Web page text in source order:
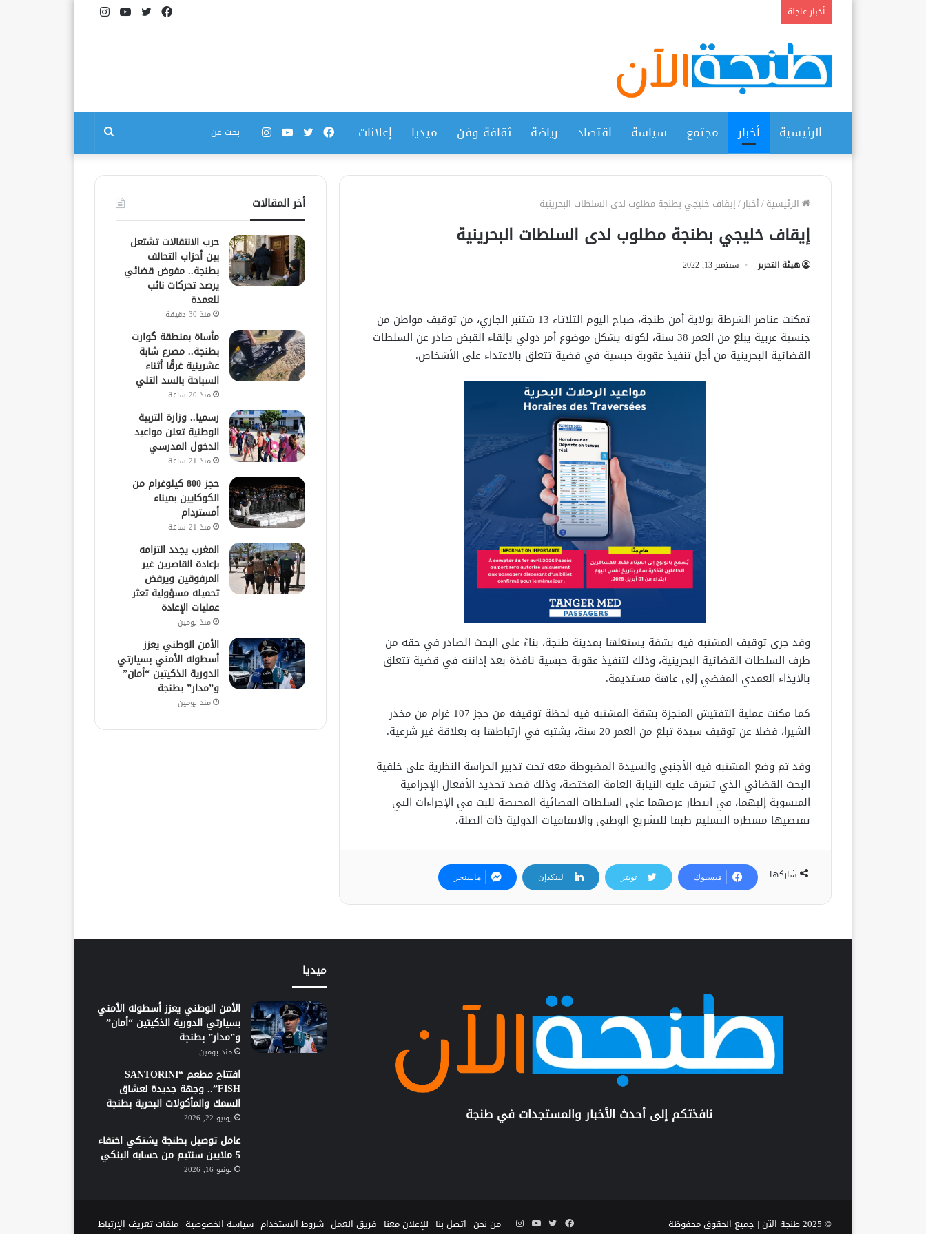
أخبار عاجلة انستقراميوتيوبتويتر
فيسبوك
الرئيسية أخبار مجتمع سياسة اقتصاد رياضة ثقافة وفن ميديا إعلانات بحث
عن
انستقراميوتيوبتويتر
فيسبوك
الرئيسية/أخبار/إيقاف خليجي بطنجة مطلوب لدى السلطات البحرينية
إيقاف خليجي بطنجة مطلوب لدى السلطات البحرينية
هيئة التحرير سبتمبر 13, 2022
تمكنت عناصر الشرطة بولاية أمن طنجة، صباح اليوم الثلاثاء 13 شتنبر الجاري، من توقيف مواطن من
جنسية عربية يبلغ من العمر 38 سنة، لكونه يشكل موضوع أمر دولي بإلقاء القبض صادر عن السلطات
القضائية البحرينية من أجل تنفيذ عقوبة حبسية في قضية تتعلق بالاعتداء على الأشخاص.
وقد جرى توقيف المشتبه فيه بشقة يستغلها بمدينة طنجة، بناءً على البحث الصادر في حقه من
طرف السلطات القضائية البحرينية، وذلك لتنفيذ عقوبة حبسية نافذة بعد إدانته في قضية تتعلق
بالايذاء العمدي المفضي إلى عاهة مستديمة.
كما مكنت عملية التفتيش المنجزة بشقة المشتبه فيه لحظة توقيفه من حجز 107 غرام من مخدر
الشيرا، فضلا عن توقيف سيدة تبلغ من العمر 20 سنة، يشتبه في ارتباطها به بعلاقة غير شرعية.
وقد تم وضع المشتبه فيه الأجنبي والسيدة المضبوطة معه تحت تدبير الحراسة النظرية على خلفية
البحث القضائي الذي تشرف عليه النيابة العامة المختصة، وذلك قصد تحديد الأفعال الإجرامية
المنسوبة إليهما، في انتظار عرضهما على السلطات القضائية المختصة للبث في الإجراءات التي
تقتضيها مسطرة التسليم طبقا للتشريع الوطني والاتفاقيات الدولية ذات الصلة.
شاركها فيسبوك تويتر لينكدإن ماسنجر
أخر المقالات
حرب الانتقالات تشتعل
بين أحزاب التحالف
بطنجة.. مفوض قضائي
يرصد تحركات نائب
للعمدة
منذ 30 دقيقة
مأساة بمنطقة گوارت
بطنجة.. مصرع شابة
عشرينية غرقًا أثناء
السباحة بالسد التلي
منذ 20 ساعة
رسميا.. وزارة التربية
الوطنية تعلن مواعيد
الدخول المدرسي
منذ 21 ساعة
حجز 800 كيلوغرام من
الكوكايين بميناء
أمستردام
منذ 21 ساعة
المغرب يجدد التزامه
بإعادة القاصرين غير
المرفوقين ويرفض
تحميله مسؤولية تعثر
عمليات الإعادة
منذ يومين
الأمن الوطني يعزز
أسطوله الأمني بسيارتي
الدورية الذكيتين “أمان”
و”مدار” بطنجة
منذ يومين
نافذتكم إلى أحدث الأخبار والمستجدات في طنجة
ميديا
الأمن الوطني يعزز أسطوله الأمني
بسيارتي الدورية الذكيتين “أمان”
و”مدار” بطنجة
منذ يومين
افتتاح مطعم “SANTORINI
FISH”.. وجهة جديدة لعشاق
السمك والمأكولات البحرية بطنجة
يونيو 22, 2026
عامل توصيل بطنجة يشتكي اختفاء
5 ملايين سنتيم من حسابه البنكي
يونيو 16, 2026
© 2025 طنجة الآن | جميع الحقوق محفوظة من نحن اتصل بنا للإعلان معنا فريق العمل شروط الاستخدام سياسة الخصوصية ملفات تعريف الإرتباط فيسبوك
تويتريوتيوبانستقرام